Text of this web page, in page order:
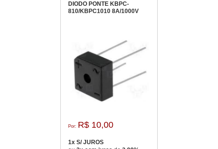
DIODO PONTE KBPC-
810/KBPC1010 8A/1000V
Por: R$ 10,00
1x S/ JUROS